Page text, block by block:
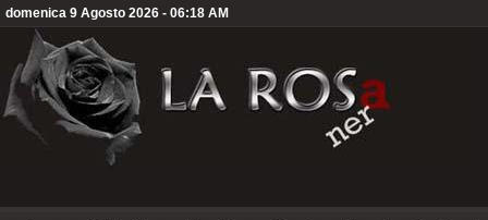
domenica 9 Agosto 2026 - 06:18 AM